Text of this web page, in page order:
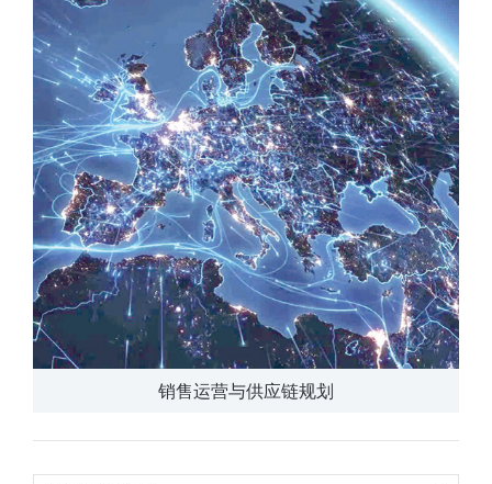
销售运营与供应链规划